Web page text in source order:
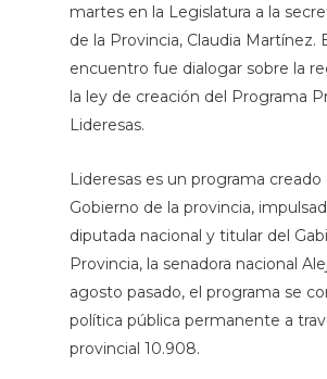
martes en la Legislatura a la
de la Provincia, Claudia Martínez.
encuentro fue dialogar sobre la
la ley de creación del Programa
Lideresas.
Lideresas es un programa creado
Gobierno de la provincia,
diputada nacional y titular del
Provincia, la senadora nacional
agosto pasado, el programa se
política pública permanente a
provincial 10.908.